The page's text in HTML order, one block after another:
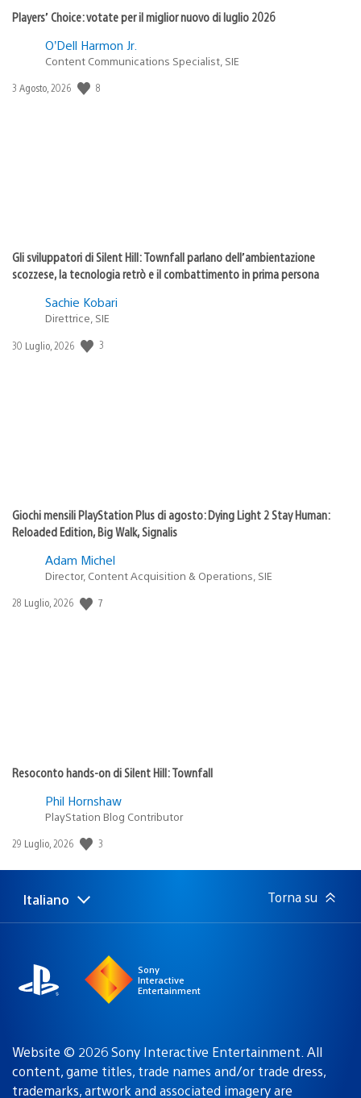
Players’ Choice: votate per il miglior nuovo di luglio 2026
O’Dell Harmon Jr.
Content Communications Specialist, SIE
Data
3 Agosto, 2026 8
Gli sviluppatori di Silent Hill: Townfall parlano dell’ambientazione
scozzese, la tecnologia retrò e il combattimento in prima persona
Sachie Kobari
Direttrice, SIE
Data
30 Luglio, 2026 3
Giochi mensili PlayStation Plus di agosto: Dying Light 2 Stay Human:
Reloaded Edition, Big Walk, Signalis
Adam Michel
Director, Content Acquisition & Operations, SIE
Data
28 Luglio, 2026 7
Resoconto hands-on di Silent Hill: Townfall
Phil Hornshaw
PlayStation Blog Contributor
Data
pubblicazione:
29 Luglio, 2026 3
Seleziona
una
Regione
attuale:
Italiano Torna su
Sony
Interactive
Entertainment
Website © 2026 Sony Interactive Entertainment. All
content, game titles, trade names and/or trade dress,
trademarks, artwork and associated imagery are